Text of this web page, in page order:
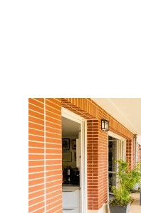
L ISLE ADAM 95
82,43 m 2, 4 pièces
Ref : 680338
Appartement
410